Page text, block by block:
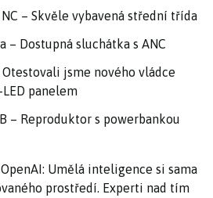
NC – Skvěle vybavená střední třída
– Dostupná sluchátka s ANC
Otestovali jsme nového vládce
panelem
– Reproduktor s powerbankou
Umělá inteligence si sama
prostředí. Experti nad tím